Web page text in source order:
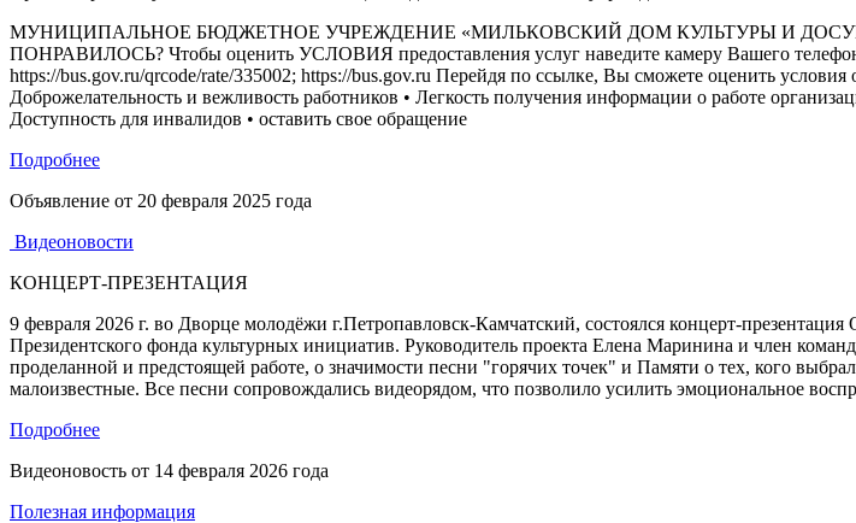
МУНИЦИПАЛЬНОЕ БЮДЖЕТНОЕ УЧРЕЖДЕНИЕ «МИЛЬКОВСКИЙ ДОМ КУЛЬТУРЫ И ДОСУГА»
ПОНРАВИЛОСЬ? Чтобы оценить УСЛОВИЯ предоставления услуг наведите камеру Вашего
https://bus.gov.ru/qrcode/rate/335002; https://bus.gov.ru Перейдя по ссылке, Вы сможете оценить
Доброжелательность и вежливость работников • Легкость получения информации о работе
Доступность для инвалидов • оставить свое обращение
Подробнее
Объявление от 20 февраля 2025 года
Видеоновости
КОНЦЕРТ-ПРЕЗЕНТАЦИЯ
9 февраля 2026 г. во Дворце молодёжи г.Петропавловск-Камчатский, состоялся концерт-
Президентского фонда культурных инициатив. Руководитель проекта Елена Маринина и член
проделанной и предстоящей работе, о значимости песни "горячих точек" и Памяти о тех, кого
малоизвестные. Все песни сопровождались видеорядом, что позволило усилить эмоциональное
Подробнее
Видеоновость от 14 февраля 2026 года
Полезная информация